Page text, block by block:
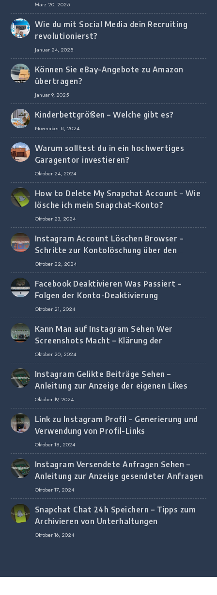
März 20, 2025
Wie du mit Social Media dein Recruiting
revolutionierst?
Januar 24, 2025
Können Sie eBay-Angebote zu Amazon
übertragen?
Januar 9, 2025
Kinderbettgrößen – Welche gibt es?
November 8, 2024
Warum solltest du in ein hochwertiges
Garagentor investieren?
Oktober 24, 2024
How to Delete My Snapchat Account – Wie
lösche ich mein Snapchat-Konto?
Oktober 23, 2024
Instagram Account Löschen Browser –
Schritte zur Kontolöschung über den
Browser
Oktober 22, 2024
Facebook Deaktivieren Was Passiert –
Folgen der Konto-Deaktivierung
Oktober 21, 2024
Kann Man auf Instagram Sehen Wer
Screenshots Macht – Klärung der
Screenshot-Erkennung
Oktober 20, 2024
Instagram Gelikte Beiträge Sehen –
Anleitung zur Anzeige der eigenen Likes
Oktober 19, 2024
Link zu Instagram Profil – Generierung und
Verwendung von Profil-Links
Oktober 18, 2024
Instagram Versendete Anfragen Sehen –
Anleitung zur Anzeige gesendeter Anfragen
Oktober 17, 2024
Snapchat Chat 24h Speichern – Tipps zum
Archivieren von Unterhaltungen
Oktober 16, 2024